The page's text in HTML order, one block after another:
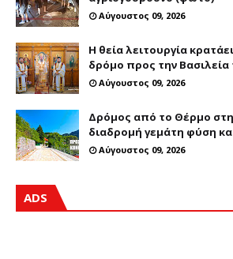
Αύγουστος 09, 2026
Η θεία λειτουργία
δρόμο προς την
Αύγουστος 09, 2026
Δρόμος από το Θέρμο
διαδρομή γεμάτη φύση
Αύγουστος 09, 2026
ADS